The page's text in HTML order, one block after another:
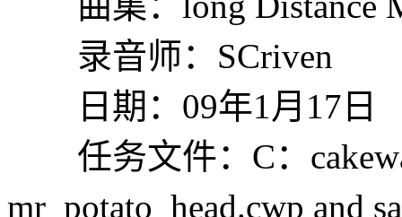
录音师：SCriven
日期：09年1月17日
任务文件：C：
mr_potato_head.cwp and